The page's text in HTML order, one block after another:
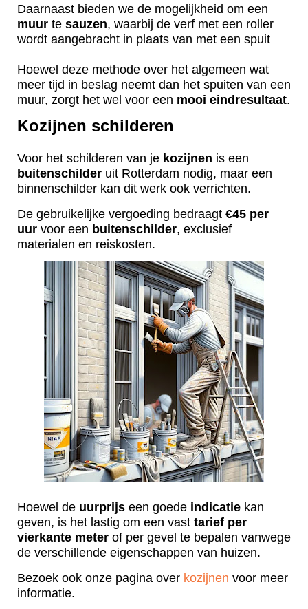
Daarnaast bieden we de mogelijkheid om een
muur te sauzen, waarbij de verf met een roller
wordt aangebracht in plaats van met een spuit
Hoewel deze methode over het algemeen wat
meer tijd in beslag neemt dan het spuiten van een
muur, zorgt het wel voor een mooi eindresultaat.
Kozijnen schilderen
Voor het schilderen van je kozijnen is een
buitenschilder uit Rotterdam nodig, maar een
binnenschilder kan dit werk ook verrichten.
De gebruikelijke vergoeding bedraagt €45 per
uur voor een buitenschilder, exclusief
materialen en reiskosten.
Hoewel de uurprijs een goede indicatie kan
geven, is het lastig om een vast tarief per
vierkante meter of per gevel te bepalen vanwege
de verschillende eigenschappen van huizen.
Bezoek ook onze pagina over kozijnen voor meer
informatie.